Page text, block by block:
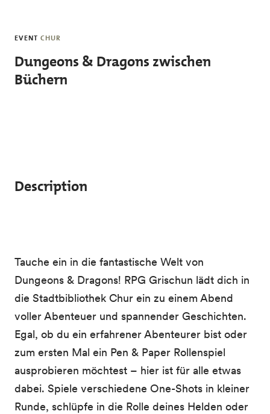
EVENT CHUR
Dungeons & Dragons zwischen
Büchern
Description
Tauche ein in die fantastische Welt von
Dungeons & Dragons! RPG Grischun lädt dich in
die Stadtbibliothek Chur ein zu einem Abend
voller Abenteuer und spannender Geschichten.
Egal, ob du ein erfahrener Abenteurer bist oder
zum ersten Mal ein Pen & Paper Rollenspiel
ausprobieren möchtest – hier ist für alle etwas
dabei. Spiele verschiedene One-Shots in kleiner
Runde, schlüpfe in die Rolle deines Helden oder